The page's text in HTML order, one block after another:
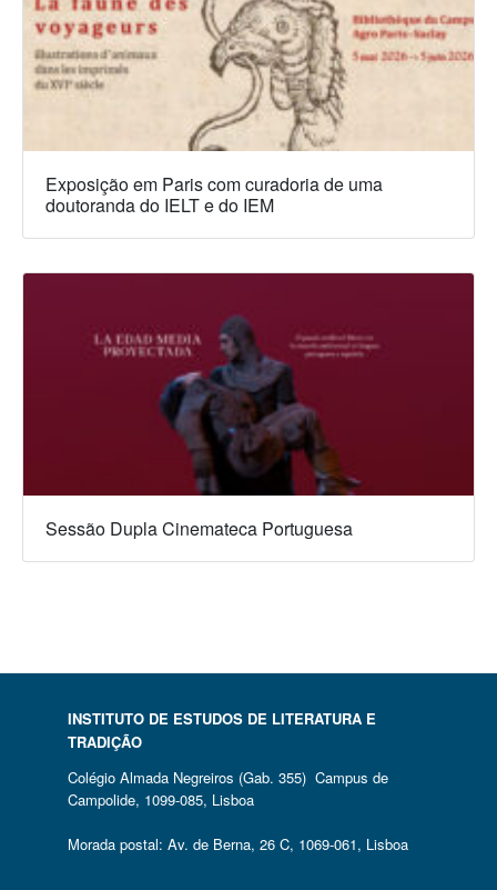
Exposição em Paris com curadoria de uma
doutoranda do IELT e do IEM
Sessão Dupla Cinemateca Portuguesa
INSTITUTO DE ESTUDOS DE LITERATURA E
TRADIÇÃO
Colégio Almada Negreiros (Gab. 355) Campus de
Campolide, 1099-085, Lisboa
Morada postal: Av. de Berna, 26 C, 1069-061, Lisboa